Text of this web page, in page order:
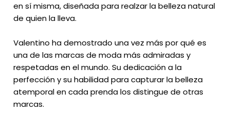
en sí misma, diseñada para realzar la belleza natural
de quien la lleva.
Valentino ha demostrado una vez más por qué es
una de las marcas de moda más admiradas y
respetadas en el mundo. Su dedicación a la
perfección y su habilidad para capturar la belleza
atemporal en cada prenda los distingue de otras
marcas.